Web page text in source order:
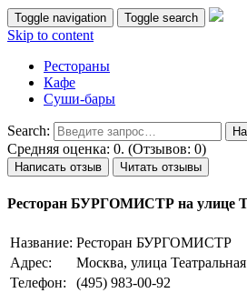
Toggle navigation Toggle search
Skip to content
Рестораны
Кафе
Суши-бары
Search:
Средняя оценка: 0. (Отзывов: 0)
Написать отзыв Читать отзывы
Ресторан БУРГОМИСТР на улице
Название: Ресторан БУРГОМИСТР
Адрес:
Москва, улица
Телефон:
(495) 983-00-92